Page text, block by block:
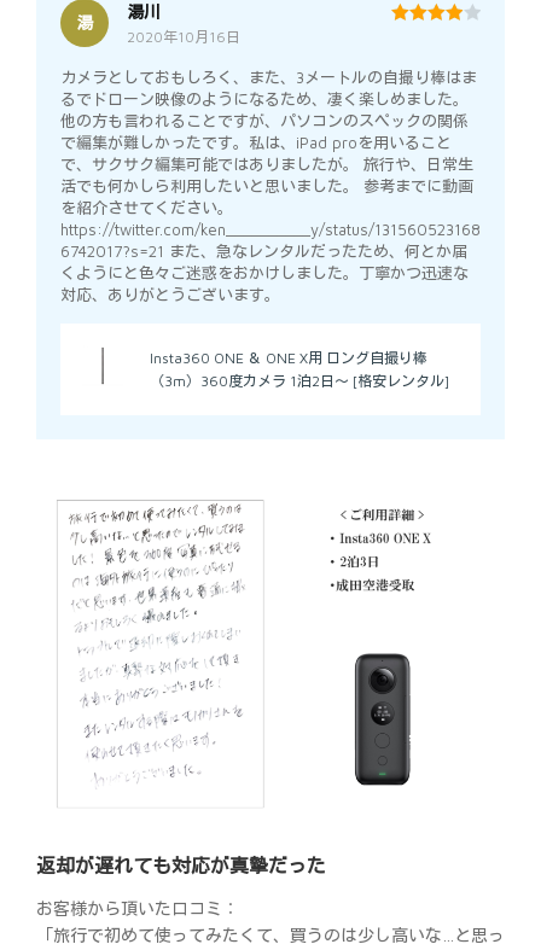
湯
湯川
2020年10月16日
カメラとしておもしろく、また、3メートルの自撮り棒はま
るでドローン映像のようになるため、凄く楽しめました。
他の方も言われることですが、パソコンのスペックの関係
で編集が難しかったです。私は、iPad proを用いること
で、サクサク編集可能ではありましたが。 旅行や、日常生
活でも何かしら利用したいと思いました。 参考までに動画
を紹介させてください。
https://twitter.com/ken__________y/status/131560523168
6742017?s=21 また、急なレンタルだったため、何とか届
くようにと色々ご迷惑をおかけしました。丁寧かつ迅速な
対応、ありがとうございます。
Insta360 ONE ＆ ONE X用 ロング自撮り棒
（3m）360度カメラ 1泊2日～ [格安レンタル]
返却が遅れても対応が真摯だった
お客様から頂いた口コミ：
「旅行で初めて使ってみたくて、買うのは少し高いな…と思っ